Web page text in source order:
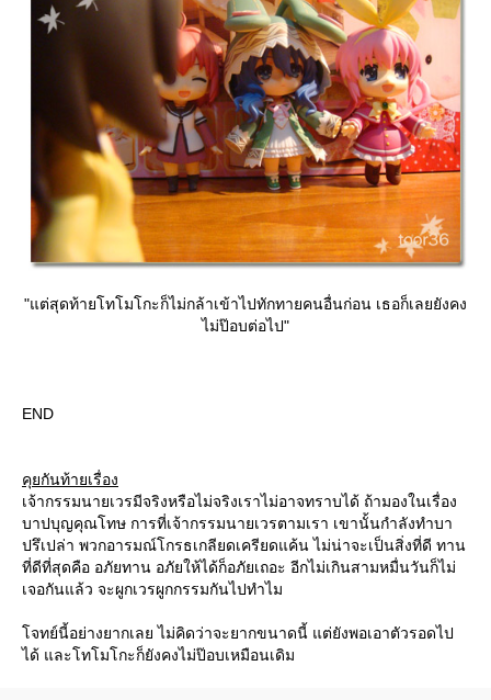
"แต่สุดท้ายโทโมโกะก็ไม่กล้าเข้าไปทักทายคนอื่นก่อน เธอก็เลยยังคง
ไม่ป๊อบต่อไป"
END
คุยกันท้ายเรื่อง
เจ้ากรรมนายเวรมีจริงหรือไม่จริงเราไม่อาจทราบได้ ถ้ามองในเรื่อง
บาปบุญคุณโทษ การที่เจ้ากรรมนายเวรตามเรา เขานั้นกำลังทำบา
ปรึเปล่า พวกอารมณ์โกรธเกลียดเครียดแค้น ไม่น่าจะเป็นสิ่งที่ดี ทาน
ที่ดีที่สุดคือ อภัยทาน อภัยให้ได้ก็อภัยเถอะ อีกไม่เกินสามหมื่นวันก็ไม่
เจอกันแล้ว จะผูกเวรผูกกรรมกันไปทำไม
จทย์นี้อย่างยากเลย ไม่คิดว่าจะยากขนาดนี้ แต่ยังพอเอาตัวรอดไป
ได้ และโทโมโกะก็ยังคงไม่ป๊อบเหมือนเดิม